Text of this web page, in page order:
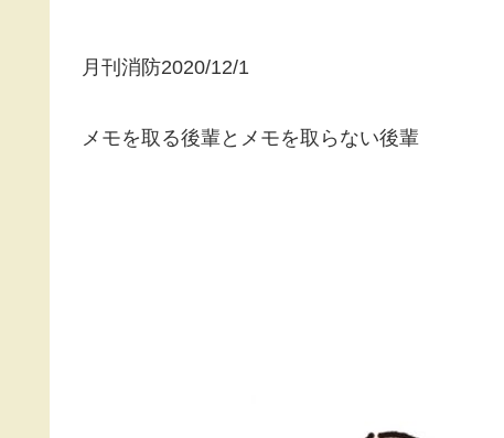
月刊消防2020/12/1
メモを取る後輩とメモを取らない後輩